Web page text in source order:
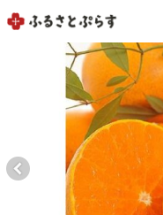
マイメニュー
マイページ
お気に入り
メニュー
お礼の品から探す